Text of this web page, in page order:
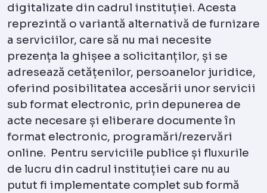
digitalizate din cadrul instituției. Acesta
reprezintă o variantă alternativă de furnizare
a serviciilor, care să nu mai necesite
prezența la ghișee a solicitanților, și se
adresează cetățenilor, persoanelor juridice,
oferind posibilitatea accesării unor servicii
sub format electronic, prin depunerea de
acte necesare și eliberare documente în
format electronic, programări/rezervări
online. Pentru serviciile publice și fluxurile
de lucru din cadrul instituției care nu au
putut fi implementate complet sub formă